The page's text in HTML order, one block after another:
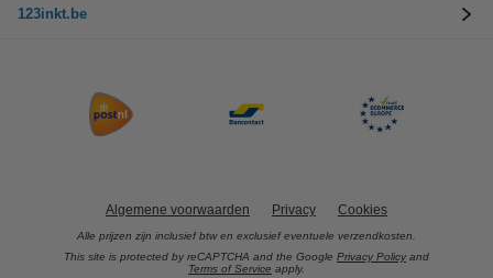
123inkt.be
Algemene voorwaarden Privacy Cookies
Alle prijzen zijn inclusief btw en exclusief eventuele verzendkosten.
This site is protected by reCAPTCHA and the Google Privacy Policy and
Terms of Service apply.